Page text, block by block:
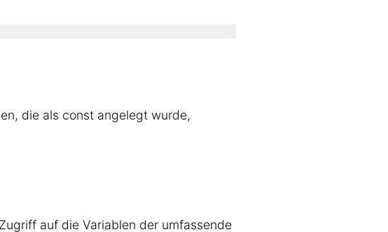
die als const angelegt wurde,
auf die Variablen der umfassende